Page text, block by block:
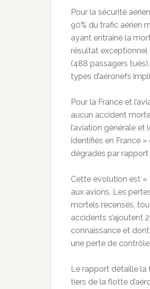
Pour la sécurité
90% du trafic aérien
ayant entraîné la
résultat exceptionnel
(488 passagers
types d’aéronefs
Pour la France et
aucun accident
l’aviation générale
identifiés en France
dégradés par rapport
Cette évolution est «
aux avions. Les
mortels recensés,
accidents s’ajoutent
connaissance et
une perte de
Le rapport détaille la
tiers de la flotte